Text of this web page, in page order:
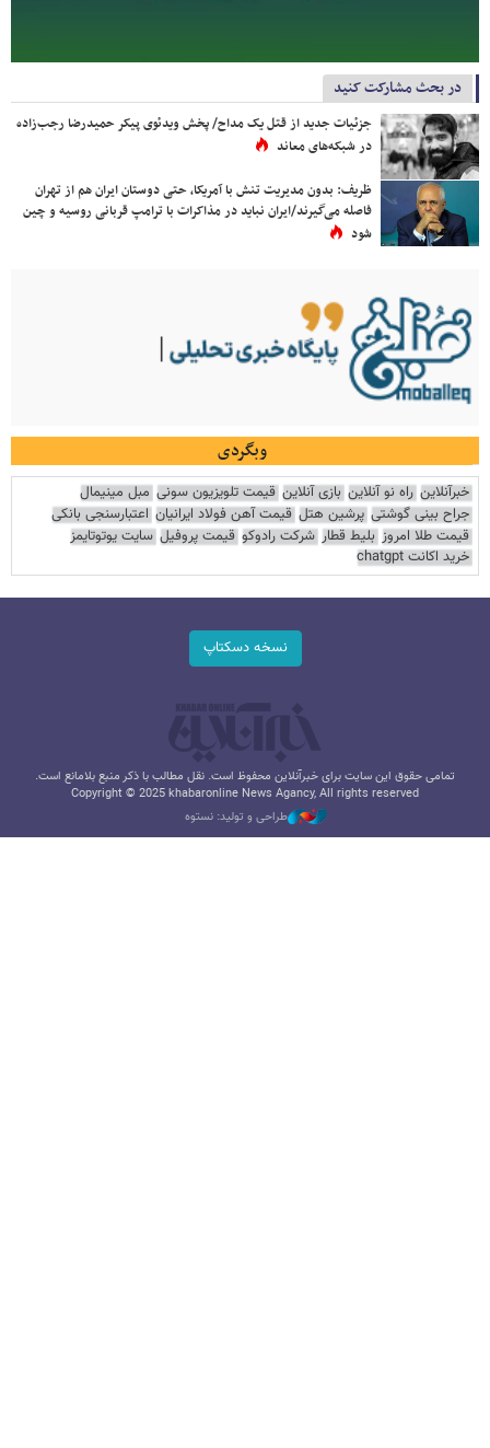
در بحث مشارکت کنید
جزئیات جدید از قتل یک مداح/ پخش ویدئوی پیکر حمیدرضا رجب‌زاده
در شبکه‌های معاند
ظریف: بدون مدیریت تنش با آمریکا، حتی دوستان ایران هم از تهران
فاصله می‌گیرند/ایران نباید در مذاکرات با ترامپ قربانی روسیه و چین
شود
وبگردی
خبرآنلاین راه نو آنلاین بازی آنلاین قیمت تلویزیون سونی مبل مینیمال
جراح بینی گوشتی پرشین هتل قیمت آهن فولاد ایرانیان اعتبارسنجی بانکی
قیمت طلا امروز بلیط قطار شرکت رادوکو قیمت پروفیل سایت یوتوتایمز
خرید اکانت chatgpt
نسخه دسکتاپ
تمامی حقوق این سایت برای خبرآنلاین محفوظ است. نقل مطالب با ذکر منبع بلامانع است.
Copyright © 2025 khabaronline News Agancy, All rights reserved
طراحی و تولید: نستوه